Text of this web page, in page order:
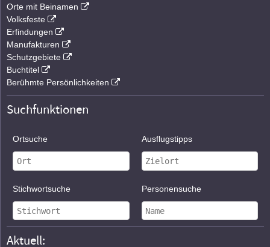
Orte mit Beinamen
Volksfeste
Erfindungen
Manufakturen
Schutzgebiete
Buchtitel
Berühmte Persönlichkeiten
Suchfunktionen
Ortsuche Ausflugstipps
Stichwortsuche Personensuche
Aktuell: